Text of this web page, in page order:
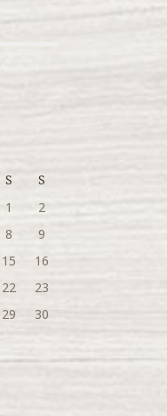
S
S
1
2
8
9
15
16
22
23
29
30